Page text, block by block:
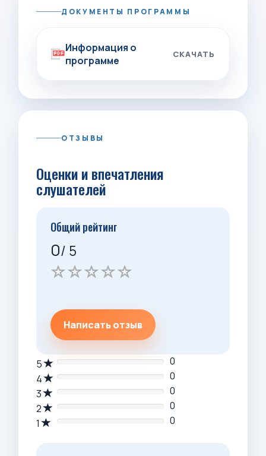
ДОКУМЕНТЫ ПРОГРАММЫ
Информация о
программе
СКАЧАТЬ
ОТЗЫВЫ
Оценки и впечатления
слушателей
Общий рейтинг
0/ 5
Написать отзыв
5
0
4
0
3
0
2
0
1
0